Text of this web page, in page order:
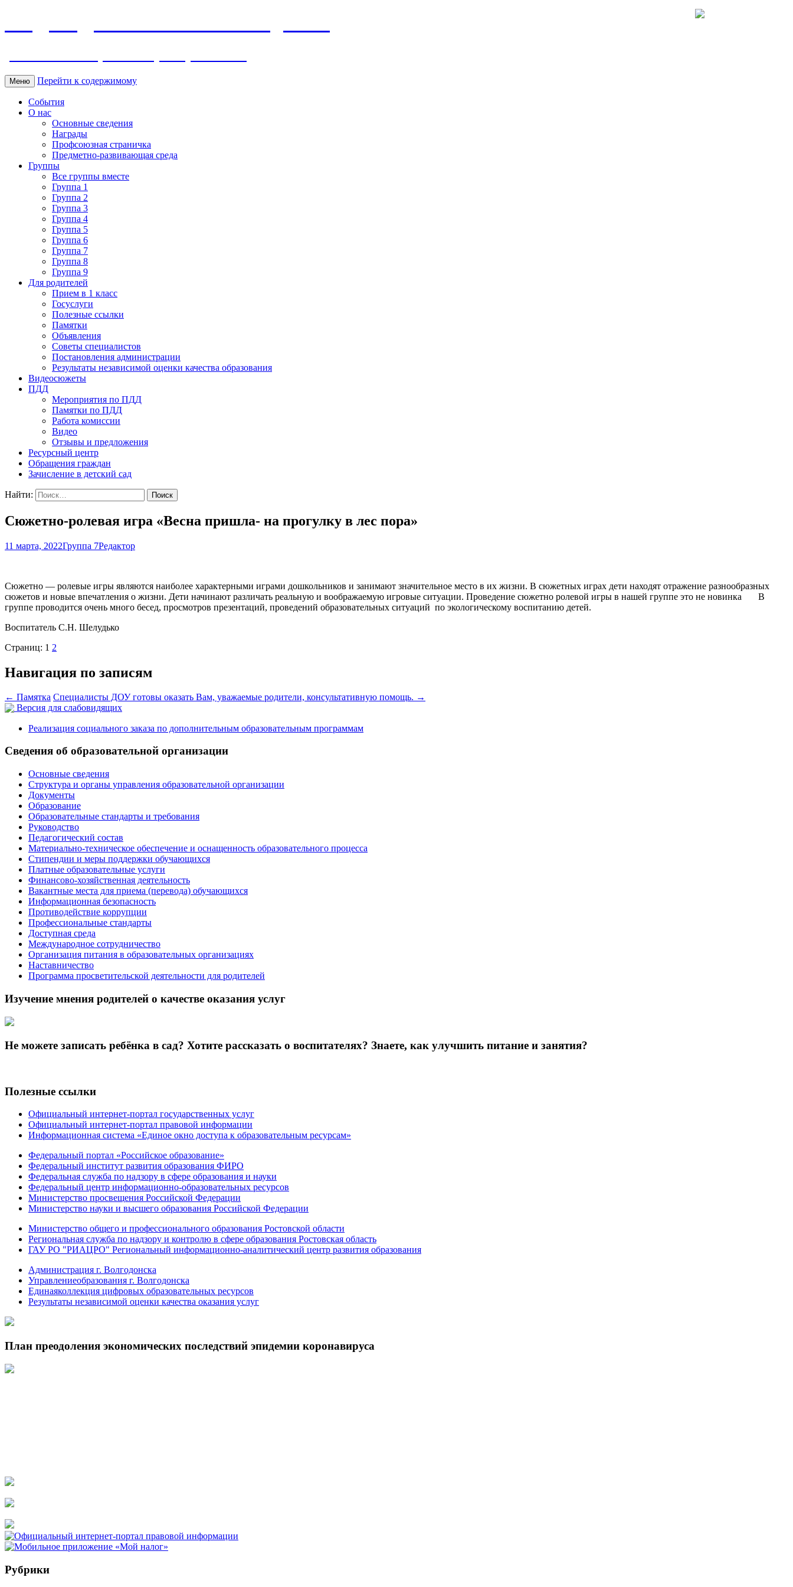
Меню Перейти к содержимому
События
О нас
Основные сведения
Награды
Профсоюзная страничка
Предметно-развивающая среда
Группы
Все группы вместе
Группа 1
Группа 2
Группа 3
Группа 4
Группа 5
Группа 6
Группа 7
Группа 8
Группа 9
Для родителей
Прием в 1 класс
Госуслуги
Полезные ссылки
Памятки
Объявления
Советы специалистов
Постановления администрации
Результаты независимой оценки качества образования
Видеосюжеты
ПДД
Мероприятия по ПДД
Памятки по ПДД
Работа комиссии
Видео
Отзывы и предложения
Ресурсный центр
Обращения граждан
Зачисление в детский сад
Найти:
Сюжетно-ролевая игра «Весна пришла- на прогулку в лес пора»
11 марта, 2022Группа 7Редактор
Сюжетно — ролевые игры являются наиболее характерными играми дошкольников и занимают значительное место в их жизни. В сюжетных играх дети находят отражение разнообразных
сюжетов и новые впечатления о жизни. Дети начинают различать реальную и воображаемую игровые ситуации. Проведение сюжетно ролевой игры в нашей группе это не новинка В
группе проводится очень много бесед, просмотров презентаций, проведений образовательных ситуаций по экологическому воспитанию детей.
Воспитатель С.Н. Шелудько
Страниц: 1 2
Навигация по записям
← Памятка Специалисты ДОУ готовы оказать Вам, уважаемые родители, консультативную помощь. →
Версия для слабовидящих
Реализация социального заказа по дополнительным образовательным программам
Сведения об образовательной организации
Основные сведения
Структура и органы управления образовательной организации
Документы
Образование
Образовательные стандарты и требования
Руководство
Педагогический состав
Материально-техническое обеспечение и оснащенность образовательного процесса
Стипендии и меры поддержки обучающихся
Платные образовательные услуги
Финансово-хозяйственная деятельность
Вакантные места для приема (перевода) обучающихся
Информационная безопасность
Противодействие коррупции
Профессиональные стандарты
Доступная среда
Международное сотрудничество
Организация питания в образовательных организациях
Наставничество
Программа просветительской деятельности для родителей
Изучение мнения родителей о качестве оказания услуг
Не можете записать ребёнка в сад? Хотите рассказать о воспитателях? Знаете, как улучшить питание и занятия?
Полезные ссылки
Официальный интернет-портал государственных услуг
Официальный интернет-портал правовой информации
Информационная система «Единое окно доступа к образовательным ресурсам»
Федеральный портал «Российское образование»
Федеральный институт развития образования ФИРО
Федеральная служба по надзору в сфере образования и науки
Федеральный центр информационно-образовательных ресурсов
Министерство просвещения Российской Федерации
Министерство науки и высшего образования Российской Федерации
Министерство общего и профессионального образования Ростовской области
Региональная служба по надзору и контролю в сфере образования Ростовская область
ГАУ РО "РИАЦРО" Региональный информационно-аналитический центр развития образования
Администрация г. Волгодонска
Управлениеобразования г. Волгодонска
Единаяколлекция цифровых образовательных ресурсов
Результаты независимой оценки качества оказания услуг
План преодоления экономических последствий эпидемии коронавируса
Рубрики